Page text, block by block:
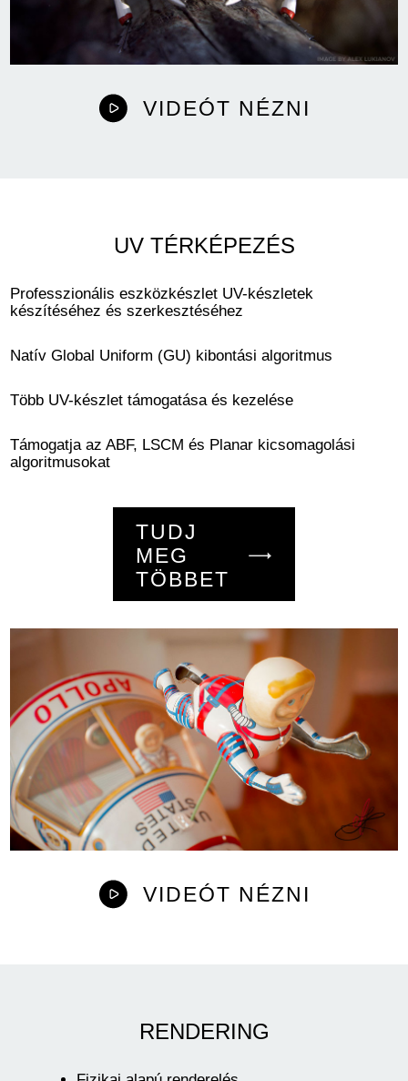
VIDEÓT NÉZNI
VIDEÓT NÉZNI
UV TÉRKÉPEZÉS
Professzionális eszközkészlet UV-készletek
készítéséhez és szerkesztéséhez
Natív Global Uniform (GU) kibontási algoritmus
Több UV-készlet támogatása és kezelése
Támogatja az ABF, LSCM és Planar kicsomagolási
algoritmusokat
TUDJ
MEG
TÖBBET
RENDERING